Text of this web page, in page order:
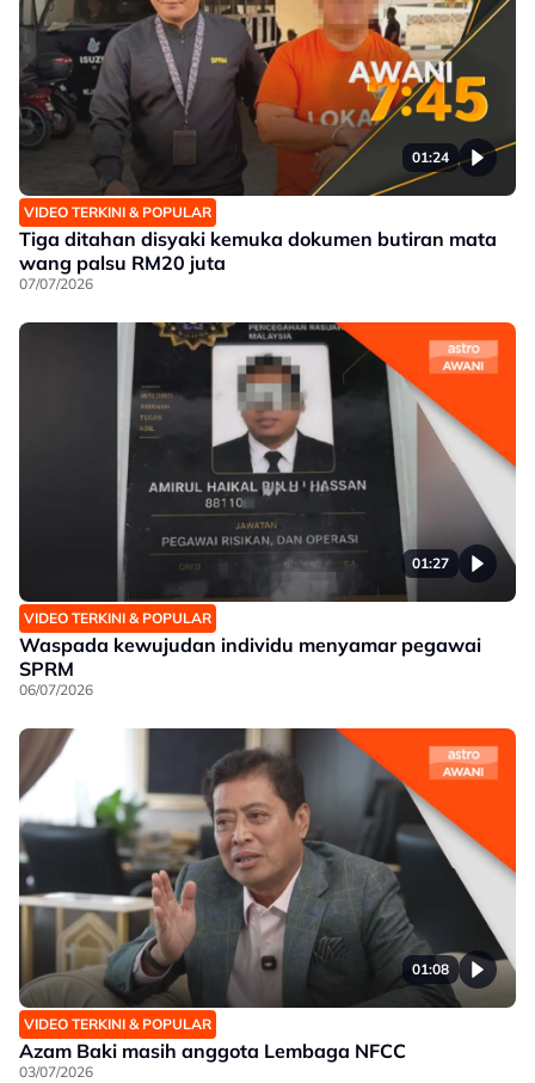
01:24
VIDEO TERKINI & POPULAR
Tiga ditahan disyaki kemuka dokumen butiran mata
wang palsu RM20 juta
07/07/2026
01:27
VIDEO TERKINI & POPULAR
Waspada kewujudan individu menyamar pegawai
SPRM
06/07/2026
01:08
VIDEO TERKINI & POPULAR
Azam Baki masih anggota Lembaga NFCC
03/07/2026